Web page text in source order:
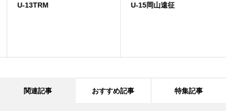
U-13TRM U-15岡山遠征
関連記事 おすすめ記事 特集記事